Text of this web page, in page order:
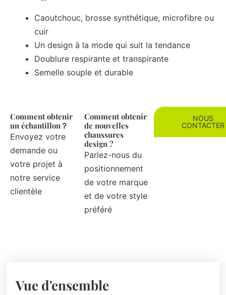
Caoutchouc, brosse synthétique, microfibre ou
cuir
Un design à la mode qui suit la tendance
Doublure respirante et transpirante
Semelle souple et durable
Comment obtenir
un échantillon？
Envoyez votre
demande ou
votre projet à
notre service
clientèle
Comment obtenir
de nouvelles
chaussures
design ?
Parlez-nous du
positionnement
de votre marque
et de votre style
préféré
NOUS
CONTACTER
Vue d'ensemble